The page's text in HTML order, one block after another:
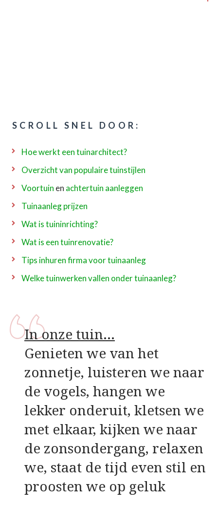
SCROLL SNEL DOOR:
Hoe werkt een tuinarchitect?
Overzicht van populaire tuinstijlen
Voortuin en achtertuin aanleggen
Tuinaanleg prijzen
Wat is tuininrichting?
Wat is een tuinrenovatie?
Tips inhuren firma voor tuinaanleg
Welke tuinwerken vallen onder tuinaanleg?
In onze tuin…
Genieten we van het
zonnetje, luisteren we naar
de vogels, hangen we
lekker onderuit, kletsen we
met elkaar, kijken we naar
de zonsondergang, relaxen
we, staat de tijd even stil en
proosten we op geluk